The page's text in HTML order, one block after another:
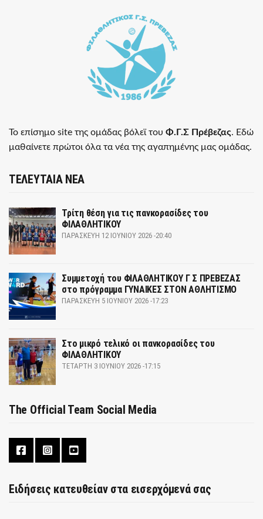
Το επίσημο site της ομάδας βόλεϊ του Φ.Γ.Σ Πρέβεζας. Εδώ
μαθαίνετε πρώτοι όλα τα νέα της αγαπημένης μας ομάδας.
ΤΕΛΕΥΤΑΙΑ ΝΕΑ
Τρίτη θέση για τις πανκορασίδες του
ΦΙΛΑΘΛΗΤΙΚΟΥ
ΠΑΡΑΣΚΕΥΉ 12 ΙΟΥΝΊΟΥ 2026 -20:40
Συμμετοχή του ΦΙΛΑΘΛΗΤΙΚΟΥ Γ Σ ΠΡΕΒΕΖΑΣ
στο πρόγραμμα ΓΥΝΑΙΚΕΣ ΣΤΟΝ ΑΘΛΗΤΙΣΜΟ
ΠΑΡΑΣΚΕΥΉ 5 ΙΟΥΝΊΟΥ 2026 -17:23
Στο μικρό τελικό οι πανκορασίδες του
ΦΙΛΑΘΛΗΤΙΚΟΥ
ΤΕΤΆΡΤΗ 3 ΙΟΥΝΊΟΥ 2026 -17:15
The Official Team Social Media
Ειδήσεις κατευθείαν στα εισερχόμενά σας